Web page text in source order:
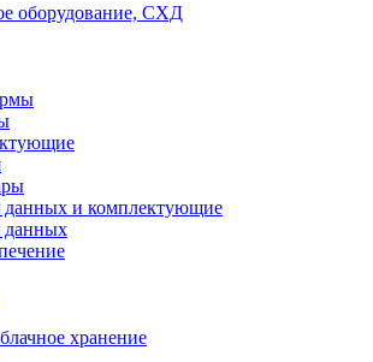
оборудование, СХД
данных и комплектующие
данных
хранение